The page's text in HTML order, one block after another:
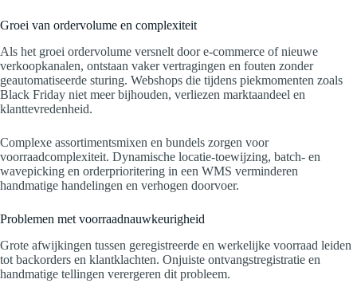
Groei van ordervolume en complexiteit
Als het groei ordervolume versnelt door e-commerce of nieuwe
verkoopkanalen, ontstaan vaker vertragingen en fouten zonder
geautomatiseerde sturing. Webshops die tijdens piekmomenten zoals
Black Friday niet meer bijhouden, verliezen marktaandeel en
klanttevredenheid.
Complexe assortimentsmixen en bundels zorgen voor
voorraadcomplexiteit. Dynamische locatie-toewijzing, batch- en
wavepicking en orderprioritering in een WMS verminderen
handmatige handelingen en verhogen doorvoer.
Problemen met voorraadnauwkeurigheid
Grote afwijkingen tussen geregistreerde en werkelijke voorraad leiden
tot backorders en klantklachten. Onjuiste ontvangstregistratie en
handmatige tellingen verergeren dit probleem.